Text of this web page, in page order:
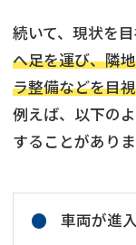
続いて、現状を
へ足を運び、隣
ラ整備などを目
例えば、以下の
することがありま
車両が進